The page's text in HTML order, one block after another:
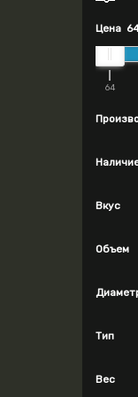
Цена
64
Вкус
Объем
Тип
Вес